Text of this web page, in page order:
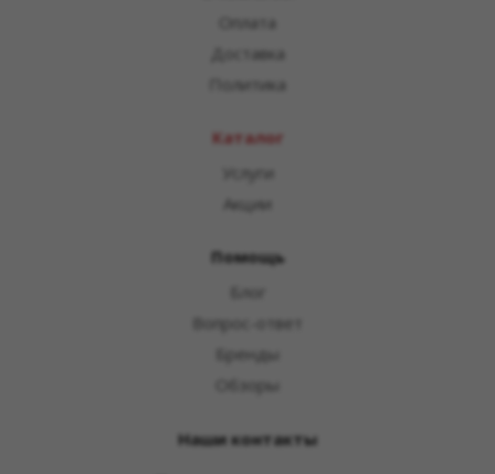
Оплата
Доставка
Политика
Каталог
Услуги
Акции
Помощь
Блог
Вопрос-ответ
Бренды
Обзоры
Наши контакты